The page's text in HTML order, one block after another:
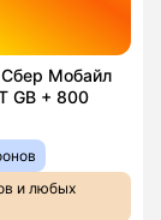
Мобайл
GB + 800
и любых